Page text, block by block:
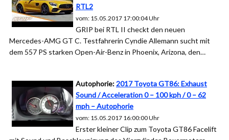
RTL2
vom: 15.05.2017 17:00:04 Uhr
GRIP bei RTL II checkt den neuen
Mercedes-AMG GT C. Testfahrerin Cyndie Allemann sucht mit
dem 557 PS starken Open-Air-Benz in Phoenix, Arizona, den…
Autophorie:2017 Toyota GT86: Exhaust
Sound / Acceleration 0 – 100 kph / 0 – 62
mph – Autophorie
vom: 15.05.2017 16:00:00 Uhr
Erster kleiner Clip zum Toyota GT86 Facelift